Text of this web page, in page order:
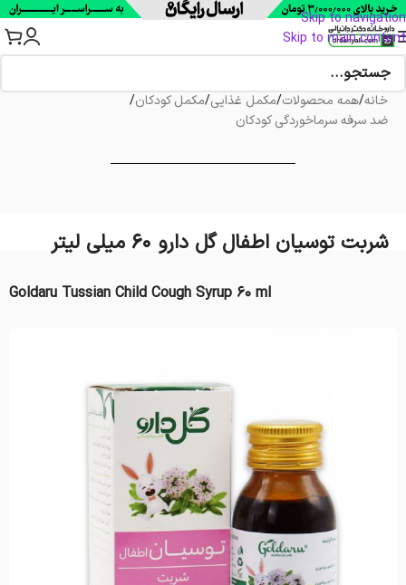
Skip to navigation
Skip to main content
خانه/همه محصولات/مکمل غذایی/مکمل کودکان/
ضد سرفه سرماخوردگی کودکان
شربت توسیان اطفال گل دارو 60 میلی لیتر
Goldaru Tussian Child Cough Syrup 60 ml